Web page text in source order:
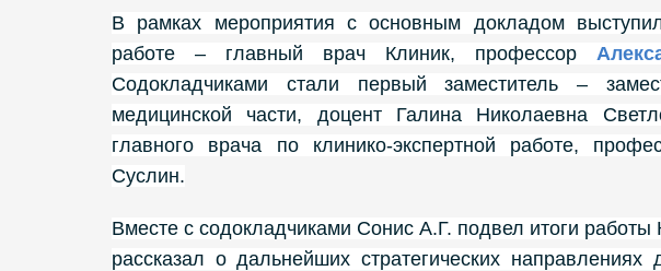
В рамках мероприятия с основным докладом
работе – главный врач Клиник, профессор
Содокладчиками стали первый заместитель –
медицинской части, доцент Галина Николаевна
главного врача по клинико-экспертной работе,
Суслин.
Вместе с содокладчиками Сонис А.Г. подвел итоги
рассказал о дальнейших стратегических направлениях